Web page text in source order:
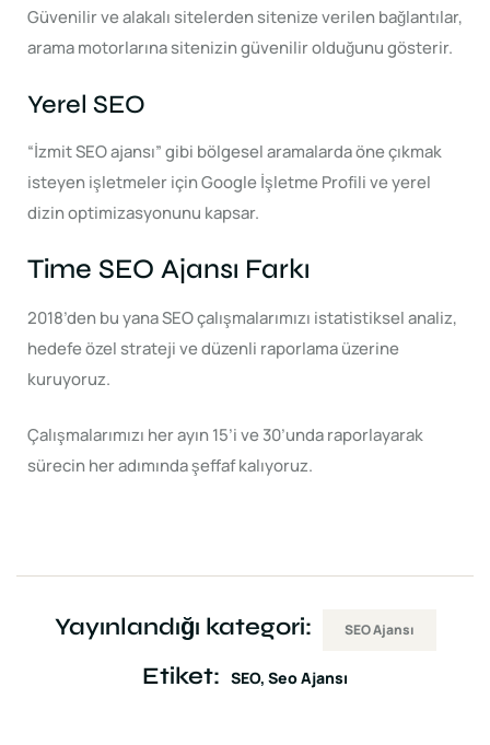
Güvenilir ve alakalı sitelerden sitenize verilen bağlantılar,
arama motorlarına sitenizin güvenilir olduğunu gösterir.
Yerel SEO
“İzmit SEO ajansı” gibi bölgesel aramalarda öne çıkmak
isteyen işletmeler için Google İşletme Profili ve yerel
dizin optimizasyonunu kapsar.
Time SEO Ajansı Farkı
2018’den bu yana SEO çalışmalarımızı istatistiksel analiz,
hedefe özel strateji ve düzenli raporlama üzerine
kuruyoruz.
Çalışmalarımızı her ayın 15’i ve 30’unda raporlayarak
sürecin her adımında şeffaf kalıyoruz.
Yayınlandığı kategori: SEO Ajansı
Etiket: SEO Seo Ajansı